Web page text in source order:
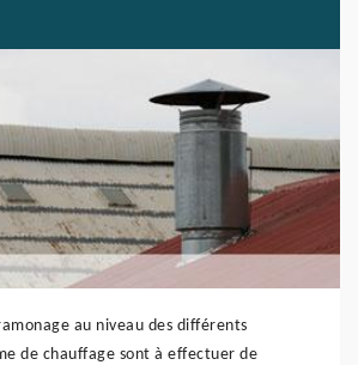
au niveau des différents
de chauffage sont à effectuer de